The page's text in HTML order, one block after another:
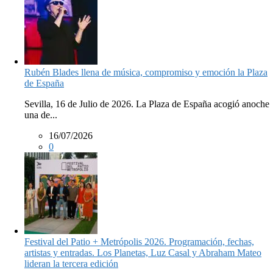
Rubén Blades llena de música, compromiso y emoción la Plaza
de España
Sevilla, 16 de Julio de 2026. La Plaza de España acogió anoche
una de...
16/07/2026
0
Festival del Patio + Metrópolis 2026. Programación, fechas,
artistas y entradas. Los Planetas, Luz Casal y Abraham Mateo
lideran la tercera edición